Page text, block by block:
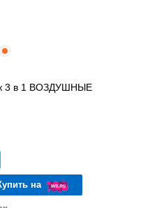
3 в 1 ВОЗДУШНЫЕ
на